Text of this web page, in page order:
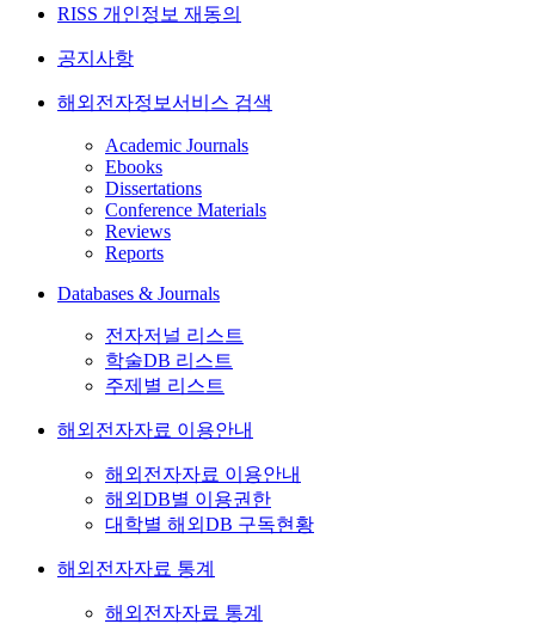
RISS 개인정보 재동의
공지사항
해외전자정보서비스 검색
Academic Journals
Ebooks
Dissertations
Conference Materials
Reviews
Reports
Databases & Journals
전자저널 리스트
학술DB 리스트
주제별 리스트
해외전자자료 이용안내
해외전자자료 이용안내
해외DB별 이용권한
대학별 해외DB 구독현황
해외전자자료 통계
해외전자자료 통계